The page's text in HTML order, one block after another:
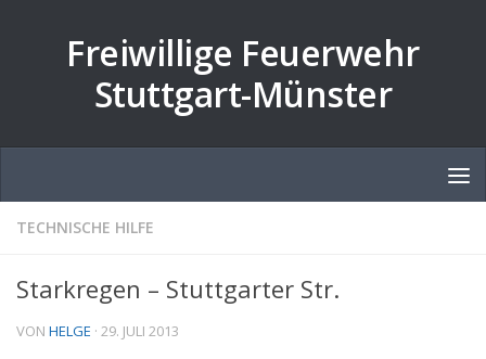
Freiwillige Feuerwehr
Stuttgart-Münster
TECHNISCHE HILFE
Starkregen – Stuttgarter Str.
VON HELGE · 29. JULI 2013